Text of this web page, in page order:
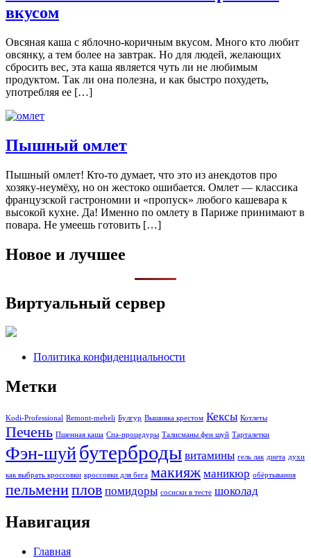
вкусом
Овсяная каша с яблочно-коричным вкусом. Много кто любит
овсянку, а тем более на завтрак. Но для людей, желающих
сбросить вес, эта каша является чуть ли не любимым
продуктом. Так ли она полезна, и как быстро похудеть,
употребляя ее […]
Пышный омлет
Пышный омлет! Кто-то думает, что это из анекдотов про
хозяку-неумёху, но он жестоко ошибается. Омлет — классика
французской гастрономии и «пропуск» любого кашевара к
высокой кухне. Да! Именно по омлету в Париже принимают в
повара. Не умеешь готовить […]
Новое и лучшее
Виртуальный сервер
Политика конфиденциальности
Метки
Kodi-Professional Remont-mebeli Булгур Вышивка крестом Кексы Котлеты
Печень Пшенная каша Спа-процедуры Талисманы фен шуй Тарталетки
Фэн-шуйбутерброды витамины гель лак диета духи
как выбрать кроссовки кроссовки для бега макияж маникюр обёртывания
пельмениплов помидоры сосиски в тесте шоколад
Навигация
Главная